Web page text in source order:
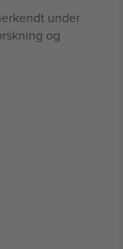
under
og